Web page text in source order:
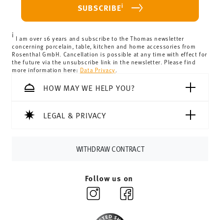
For Germany, these are 4,90 €. For all other countries, you
can view the delivery costs
delivery is free of charge.
Switzerland:delivery is free of charge for orders over
69,90 CHF. If the value of your purchase is less than
69,90 CHF, delivery charges are 36,90 CHF.
Tracking:You will receive a tracking code by e-mail as
Delivery time: 3-5 working days for delivery within
Germany for items in stock. You can view delivery times to
For returns, please use ourreturns service
SUBSCRIBEi
i I am over 16 years and subscribe to the Thomas newsletter
concerning porcelain, table, kitchen and home accessories from
Rosenthal GmbH. Cancellation is possible at any time with effect for
the future via the unsubscribe link in the newsletter. Please find
more information here: Data Privacy
HOW MAY WE HELP YOU?
LEGAL & PRIVACY
WITHDRAW CONTRACT
Follow us on